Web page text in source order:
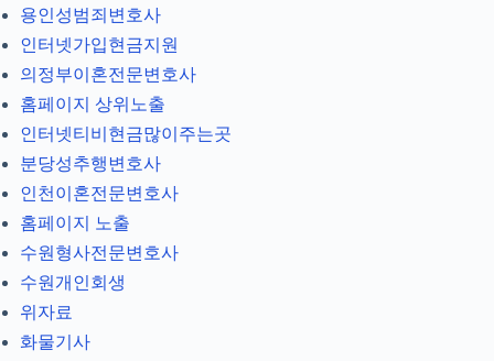
용인성범죄변호사
인터넷가입현금지원
의정부이혼전문변호사
홈페이지 상위노출
인터넷티비현금많이주는곳
분당성추행변호사
인천이혼전문변호사
홈페이지 노출
수원형사전문변호사
수원개인회생
위자료
화물기사